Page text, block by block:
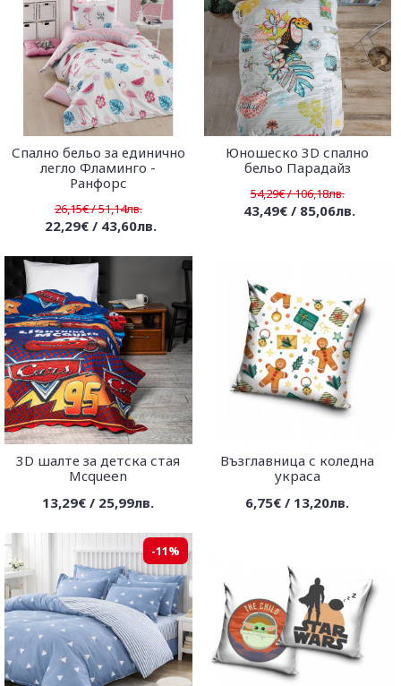
Спално бельо за единично
легло Фламинго -
Ранфорс
26,15€ / 51,14лв.
22,29€ / 43,60лв.
Юношеско 3D спално
бельо Парадайз
54,29€ / 106,18лв.
43,49€ / 85,06лв.
3D шалте за детска стая
Mcqueen
13,29€ / 25,99лв.
Възглавница с коледна
украса
6,75€ / 13,20лв.
-11%